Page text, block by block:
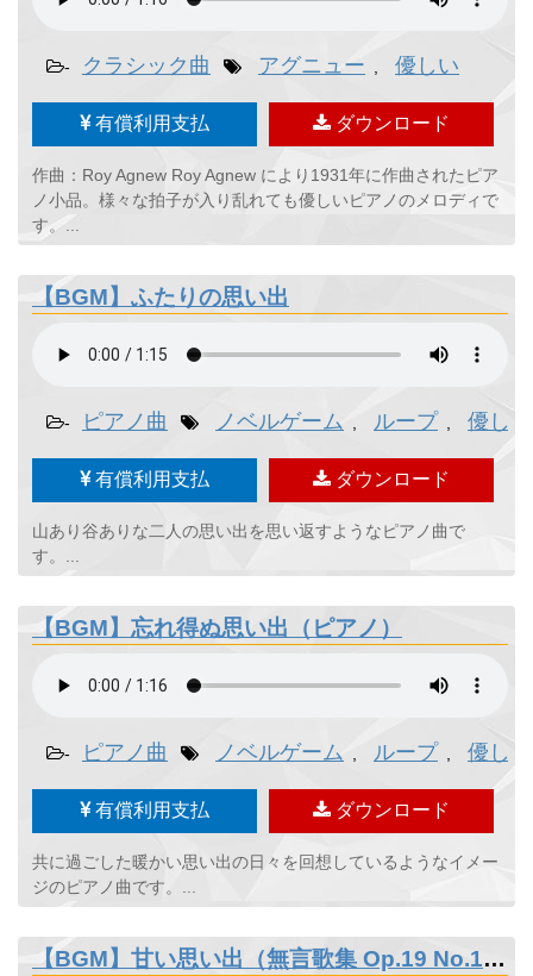
- クラシック曲 アグニュー 優しい
有償利用支払 ダウンロード
作曲：Roy Agnew Roy Agnew により1931年に作曲されたピア
ノ小品。様々な拍子が入り乱れても優しいピアノのメロディで
す。...
【BGM】ふたりの思い出
- ピアノ曲 ノベルゲーム ループ 優しい
有償利用支払 ダウンロード
山あり谷ありな二人の思い出を思い返すようなピアノ曲で
す。...
【BGM】忘れ得ぬ思い出（ピアノ）
- ピアノ曲 ノベルゲーム ループ 優しい
有償利用支払 ダウンロード
共に過ごした暖かい思い出の日々を回想しているようなイメー
ジのピアノ曲です。...
【BGM】甘い思い出（無言歌集 Op.19 No.1）- メンデルスゾーン